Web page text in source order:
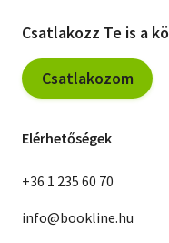
Csatlakozz Te is a
Csatlakozom
Elérhetőségek
+36 1 235 60 70
info@bookline.hu